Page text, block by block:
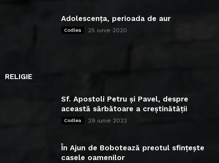
Adolescența, perioada de aur
Codlea 25 iunie 2020
RELIGIE
Sf. Apostoli Petru și Pavel, despre
această sărbătoare a creștinătății
Codlea 29 iunie 2022
În Ajun de Bobotează preotul sfințește
casele oamenilor